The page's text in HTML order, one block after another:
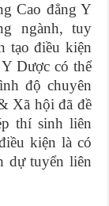
Cao đẳng Y
ngành, tuy
tạo điều kiện
Dược có thể
độ chuyên
Xã hội đã đề
thí sinh liên
kiện là có
dự tuyển liên